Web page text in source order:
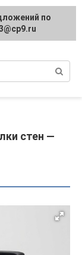
стен —
по
по